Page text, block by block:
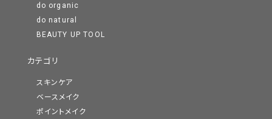
do organic
do natural
BEAUTY UP TOOL
カテゴリ
スキンケア
ベースメイク
ポイントメイク